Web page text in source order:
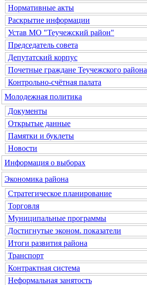
Нормативные акты
Раскрытие информации
Устав МО "Теучежский район"
Председатель совета
Депутатский корпус
Почетные граждане Теучежского района
Контрольно-счётная палата
Молодежная политика
Документы
Открытые данные
Памятки и буклеты
Новости
Информация о выборах
Экономика района
Стратегическое планирование
Торговля
Муниципальные программы
Достигнутые эконом. показатели
Итоги развития района
Транспорт
Контрактная система
Неформальная занятость